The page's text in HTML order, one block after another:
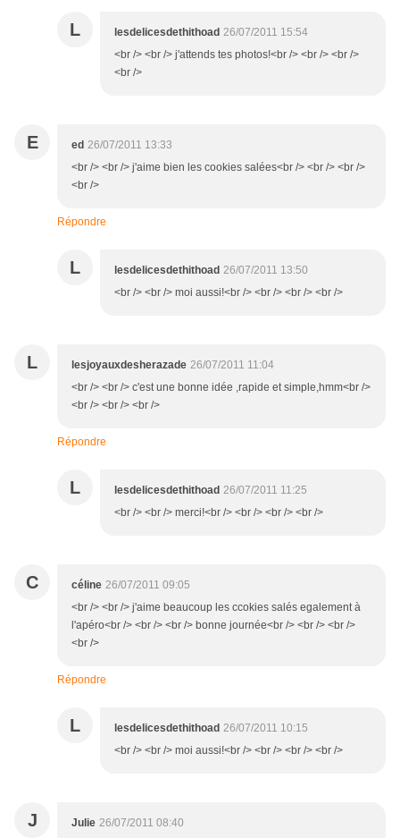
L lesdelicesdethithoad 26/07/2011 15:54
<br /> <br /> j'attends tes photos!<br /> <br /> <br />
<br />
E ed 26/07/2011 13:33
<br /> <br /> j'aime bien les cookies salées<br /> <br /> <br />
<br />
Répondre
L lesdelicesdethithoad 26/07/2011 13:50
<br /> <br /> moi aussi!<br /> <br /> <br /> <br />
L lesjoyauxdesherazade 26/07/2011 11:04
<br /> <br /> c'est une bonne idée ,rapide et simple,hmm<br />
<br /> <br /> <br />
Répondre
L lesdelicesdethithoad 26/07/2011 11:25
<br /> <br /> merci!<br /> <br /> <br /> <br />
C céline 26/07/2011 09:05
<br /> <br /> j'aime beaucoup les ccokies salés egalement à
l'apéro<br /> <br /> <br /> bonne journée<br /> <br /> <br />
<br />
Répondre
L lesdelicesdethithoad 26/07/2011 10:15
<br /> <br /> moi aussi!<br /> <br /> <br /> <br />
J Julie 26/07/2011 08:40